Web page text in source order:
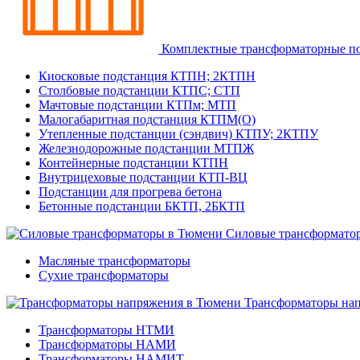
Комплектные трансформаторные
Киосковые подстанция КТПН; 2КТПН
Столбовые подстанции КТПС; СТП
Мачтовые подстанции КТПм; МТП
Малогабаритная подстанция КТПМ(О)
Утепленные подстанции (сэндвич) КТПУ; 2КТПУ
Железнодорожные подстанции МТПЖ
Контейнерные подстанции КТПН
Внутрицеховые подстанции КТП-ВЦ
Подстанции для прогрева бетона
Бетонные подстанции БКТП, 2БКТП
Силовые
Масляные трансформаторы
Сухие трансформаторы
Трансформаторы
Трансформаторы НТМИ
Трансформаторы НАМИ